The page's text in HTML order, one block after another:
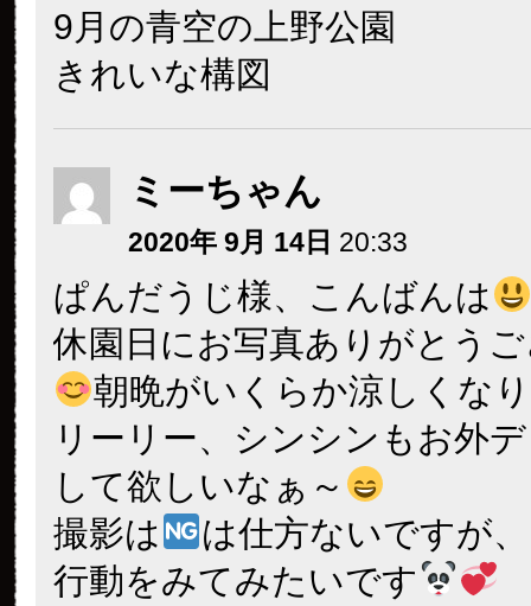
9月の青空の上野公園
きれいな構図
ミーちゃん
2020年 9月 14日 20:33
ぱんだうじ様、こんばんは
休園日にお写真ありがとう
朝晩がいくらか涼しくな
リーリー、シンシンもお外
して欲しいなぁ～
撮影は
は仕方ないですが
行動をみてみたいです